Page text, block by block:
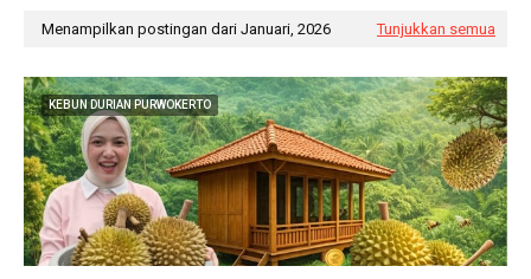
Menampilkan postingan dari Januari, 2026 Tunjukkan semua
KEBUN DURIAN PURWOKERTO